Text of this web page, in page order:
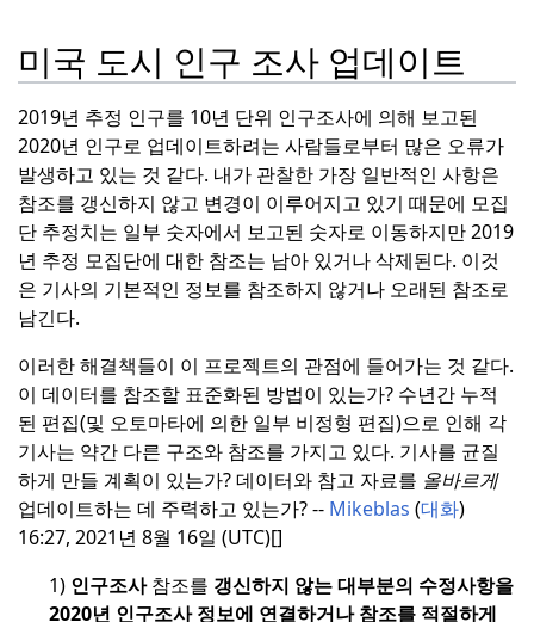
미국 도시 인구 조사 업데이트
2019년 추정 인구를 10년 단위 인구조사에 의해 보고된
2020년 인구로 업데이트하려는 사람들로부터 많은 오류가
발생하고 있는 것 같다. 내가 관찰한 가장 일반적인 사항은
참조를 갱신하지 않고 변경이 이루어지고 있기 때문에 모집
단 추정치는 일부 숫자에서 보고된 숫자로 이동하지만 2019
년 추정 모집단에 대한 참조는 남아 있거나 삭제된다. 이것
은 기사의 기본적인 정보를 참조하지 않거나 오래된 참조로
남긴다.
이러한 해결책들이 이 프로젝트의 관점에 들어가는 것 같다.
이 데이터를 참조할 표준화된 방법이 있는가? 수년간 누적
된 편집(및 오토마타에 의한 일부 비정형 편집)으로 인해 각
기사는 약간 다른 구조와 참조를 가지고 있다. 기사를 균질
하게 만들 계획이 있는가?데이터와 참고 자료를 올바르게
업데이트하는 데 주력하고 있는가? -- Mikeblas (대화)
16:27, 2021년 8월 16일 (UTC)[]
1) 인구조사참조를 갱신하지 않는 대부분의 수정사항을
2020년 인구조사 정보에 연결하거나 참조를 적절하게